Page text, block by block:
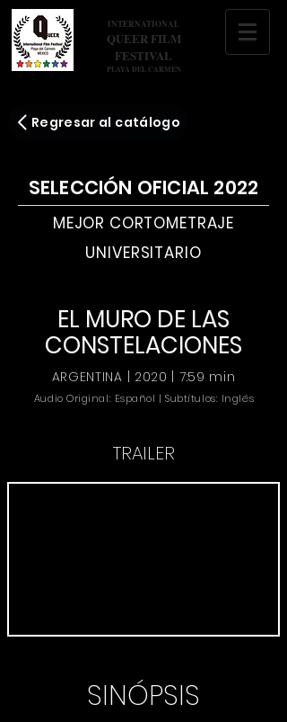
INTERNATIONAL
QUEER FILM
FESTIVAL
PLAYA DEL CARMEN
Regresar al catálogo
SELECCIÓN OFICIAL 2022
MEJOR CORTOMETRAJE
UNIVERSITARIO
EL MURO DE LAS
CONSTELACIONES
ARGENTINA | 2020 | 7:59 min
Audio Original: Español | Subtítulos: Inglés
TRAILER
SINÓPSIS